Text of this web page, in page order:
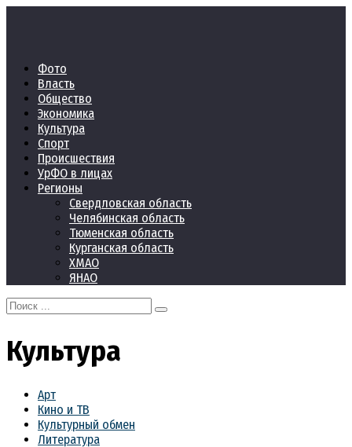
Фото
Власть
Общество
Экономика
Культура
Спорт
Происшествия
УрФО в лицах
Регионы
Свердловская область
Челябинская область
Тюменская область
Курганская область
ХМАО
ЯНАО
Search
for:
Культура
Арт
Кино и ТВ
Культурный обмен
Литература